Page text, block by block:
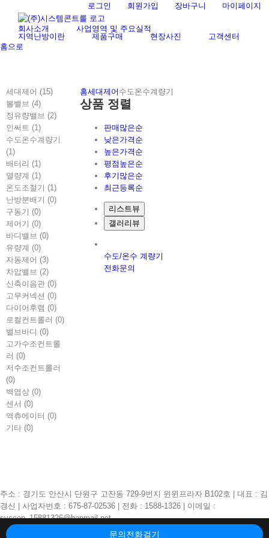
content
로그인 회원가입 장바구니 마이페이지
색
...
회사소개
사업영역 및 주요실적
지역난방이란
제품구매 현장사진
고객센터
홈으로
홈세대제어 수도온수계량기
상품 정렬
판매많은순
낮은가격순
높은가격순
평점높은순
후기많은순
최근등록순
리스트뷰
갤러리뷰
수도/온수 계량기
전화문의
세대제어 (15)
볼밸브 (4)
정유량밸브 (2)
인써트 (1)
수도온수계량기
(1)
배터리 (1)
열량계 (1)
온도조절기 (1)
난방분배기 (0)
구동기 (0)
제어기 (0)
바디밸브 (0)
유량계 (0)
자동제어 (3)
차압밸브 (2)
신축이음관 (0)
고무커넥션 (0)
다이어후램 (0)
로컬컨트롤러 (0)
밸브바디 (0)
고가수조컨트롤
러 (0)
저수조컨트롤러
(0)
백엽상 (0)
센서 (0)
액츄에이터 (0)
기타 (0)
주소 : 경기도 안산시 단원구 고잔동 729-9번지 윈윈프라자 B102호 | 대표 : 김
경신 | 사업자번호 : 675-87-02536 | 전화 : 1588-1326 | 이메일 :
syscon_15881326@hanmail.net
문의전화걸기